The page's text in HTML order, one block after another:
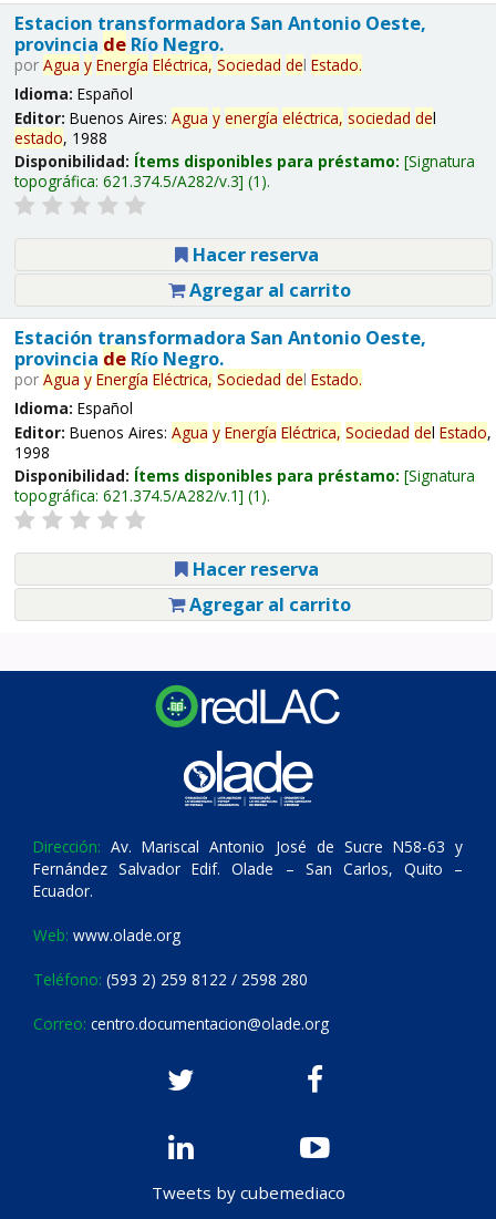
Estacion transformadora San Antonio Oeste,
provincia deRío Negro.
por Agua y Energía Eléctrica, Sociedad del Estado.
Idioma: Español
Editor: Buenos Aires: Agua y energía eléctrica, sociedad del
estado, 1988
Disponibilidad: Ítems disponibles para préstamo: Signatura
topográfica: 621.374.5/A282/v.3 (1).
Hacer reserva
Agregar al carrito
Estación transformadora San Antonio Oeste,
provincia deRío Negro.
por Agua y Energía Eléctrica, Sociedad del Estado.
Idioma: Español
Editor: Buenos Aires: Agua y Energía Eléctrica, Sociedad del Estado,
1998
Disponibilidad: Ítems disponibles para préstamo: Signatura
topográfica: 621.374.5/A282/v.1 (1).
Hacer reserva
Agregar al carrito
Dirección: Av. Mariscal Antonio José de Sucre N58-63 y
Fernández Salvador Edif. Olade – San Carlos, Quito –
Ecuador.
Web: www.olade.org
Teléfono: (593 2) 259 8122 / 2598 280
Correo: centro.documentacion@olade.org
Tweets by cubemediaco